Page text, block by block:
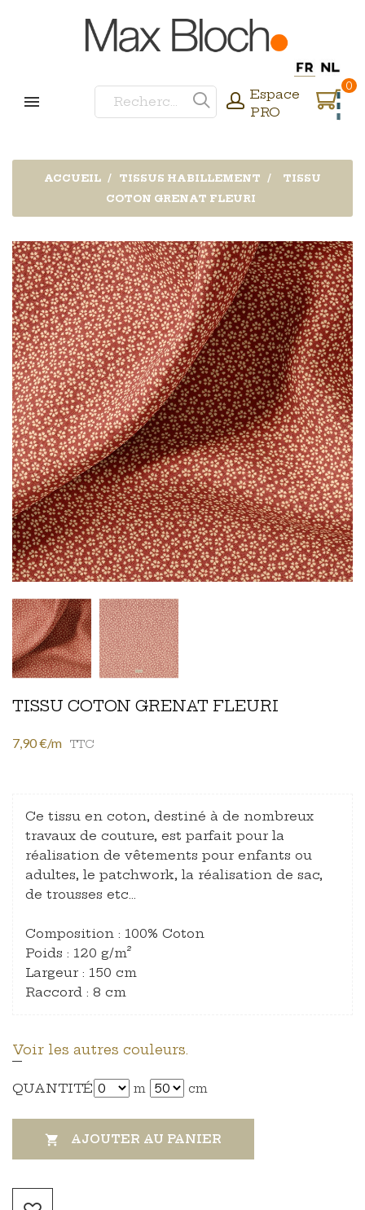
Espace
PRO
0
ACCUEIL TISSUS HABILLEMENT
TISSU
COTON GRENAT FLEURI
TISSU COTON GRENAT FLEURI
7,90 €/m TTC
Ce tissu en coton, destiné à de nombreux
travaux de couture, est parfait pour la
réalisation de vêtements pour enfants ou
adultes, le patchwork, la réalisation de sac,
de trousses etc…
Composition : 100% Coton
Poids : 120 g/m²
Largeur : 150 cm
Raccord : 8 cm
Voir les autres couleurs.
QUANTITÉ m cm
 AJOUTER AU PANIER